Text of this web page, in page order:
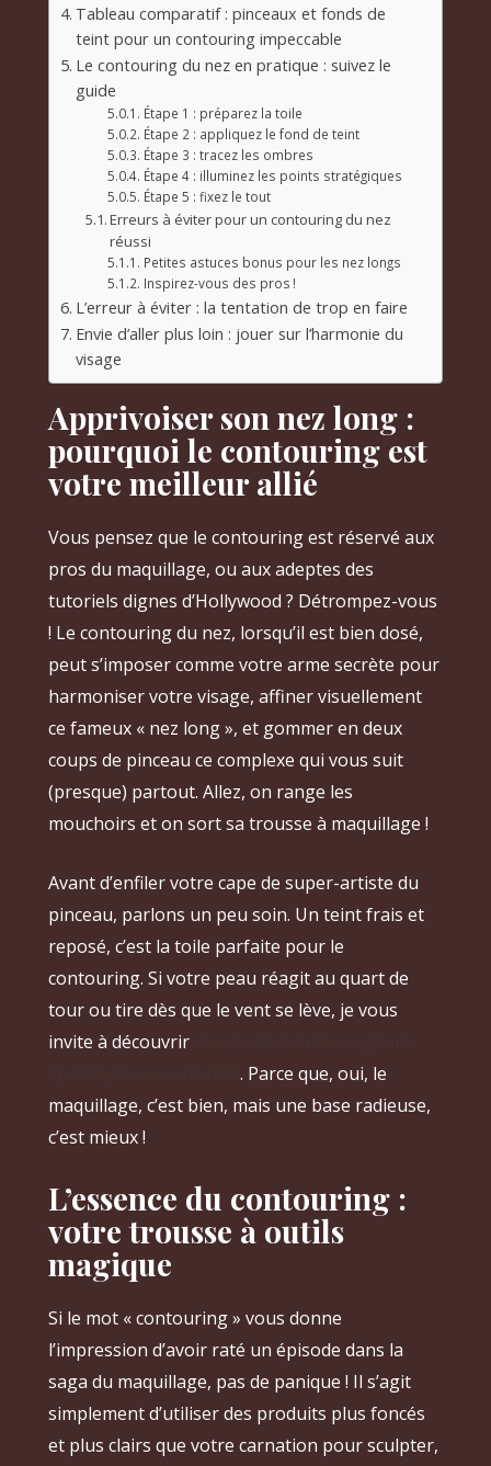
Tableau comparatif : pinceaux et fonds de
teint pour un contouring impeccable
Le contouring du nez en pratique : suivez le
guide
Étape 1 : préparez la toile
Étape 2 : appliquez le fond de teint
Étape 3 : tracez les ombres
Étape 4 : illuminez les points stratégiques
Étape 5 : fixez le tout
Erreurs à éviter pour un contouring du nez
réussi
Petites astuces bonus pour les nez longs
Inspirez-vous des pros !
L’erreur à éviter : la tentation de trop en faire
Envie d’aller plus loin : jouer sur l’harmonie du
visage
Apprivoiser son nez long :
pourquoi le contouring est
votre meilleur allié
Vous pensez que le contouring est réservé aux
pros du maquillage, ou aux adeptes des
tutoriels dignes d’Hollywood ? Détrompez-vous
! Le contouring du nez, lorsqu’il est bien dosé,
peut s’imposer comme votre arme secrète pour
harmoniser votre visage, affiner visuellement
ce fameux « nez long », et gommer en deux
coups de pinceau ce complexe qui vous suit
(presque) partout. Allez, on range les
mouchoirs et on sort sa trousse à maquillage !
Avant d’enfiler votre cape de super-artiste du
pinceau, parlons un peu soin. Un teint frais et
reposé, c’est la toile parfaite pour le
contouring. Si votre peau réagit au quart de
tour ou tire dès que le vent se lève, je vous
invite à découvrir
. Parce que, oui, le
maquillage, c’est bien, mais une base radieuse,
c’est mieux !
L’essence du contouring :
votre trousse à outils
magique
Si le mot « contouring » vous donne
l’impression d’avoir raté un épisode dans la
saga du maquillage, pas de panique ! Il s’agit
simplement d’utiliser des produits plus foncés
et plus clairs que votre carnation pour sculpter,